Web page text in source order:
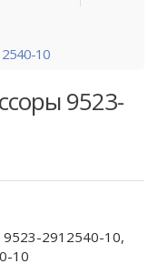
10
9523-
2912540-10,
10